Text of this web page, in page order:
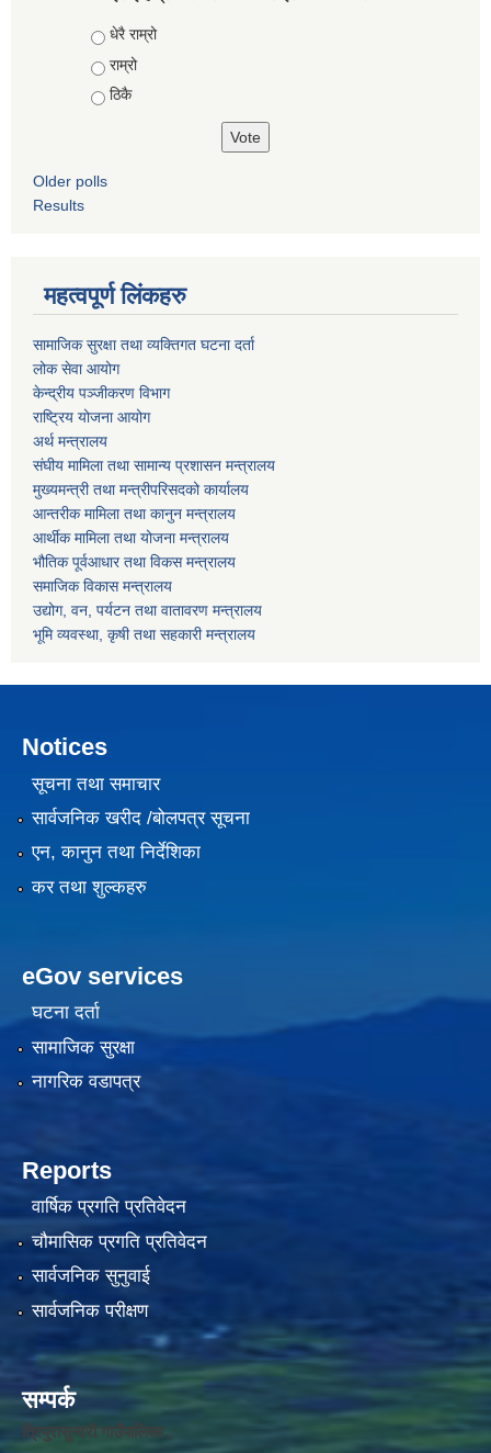
Choices
धेरै राम्रो
राम्रो
ठिकै
Older polls
Results
महत्वपूर्ण लिंकहरु
सामाजिक सुरक्षा तथा व्यक्तिगत घटना दर्ता
लोक सेवा आयोग
केन्द्रीय पञ्जीकरण विभाग
राष्ट्रिय योजना आयोग
अर्थ मन्त्रालय
संघीय मामिला तथा सामान्य प्रशासन मन्त्रालय
मुख्यमन्त्री तथा मन्त्रीपरिसदको कार्यालय
आन्तरीक मामिला तथा कानुन मन्त्रालय
आर्थीक मामिला तथा योजना मन्त्रालय
भौतिक पूर्वआधार तथा विकस मन्त्रालय
समाजिक विकास मन्त्रालय
उद्योग, वन, पर्यटन तथा वातावरण मन्त्रालय
भूमि व्यवस्था, कृषी तथा सहकारी मन्त्रालय
Notices
सूचना तथा समाचार
सार्वजनिक खरीद /बोलपत्र सूचना
एन, कानुन तथा निर्देशिका
कर तथा शुल्कहरु
eGov services
घटना दर्ता
सामाजिक सुरक्षा
नागरिक वडापत्र
Reports
वार्षिक प्रगति प्रतिवेदन
चौमासिक प्रगति प्रतिवेदन
सार्वजनिक सुनुवाई
सार्वजनिक परीक्षण
सम्पर्क
त्रिपुरासुन्दरी गाउँपालिका ,